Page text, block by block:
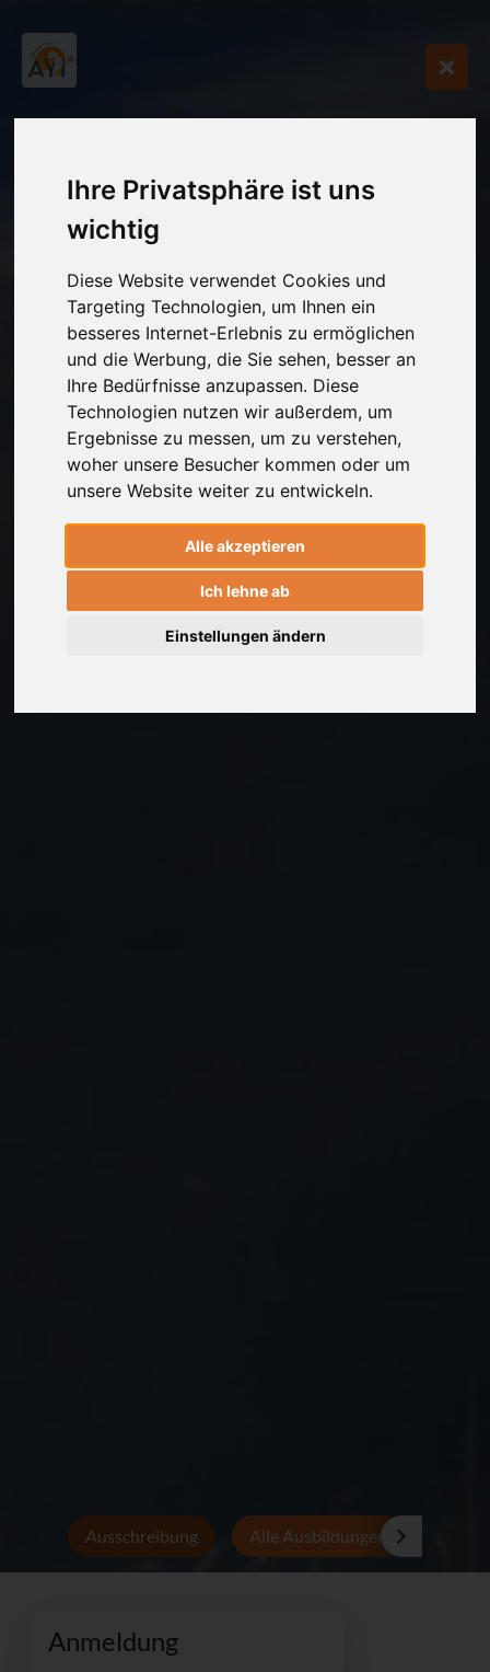
Ihre Privatsphäre ist uns
wichtig
Diese Website verwendet Cookies und
Targeting Technologien, um Ihnen ein
besseres Internet-Erlebnis zu ermöglichen
und die Werbung, die Sie sehen, besser an
Ihre Bedürfnisse anzupassen. Diese
Technologien nutzen wir außerdem, um
Ergebnisse zu messen, um zu verstehen,
woher unsere Besucher kommen oder um
unsere Website weiter zu entwickeln.
Alle akzeptieren
Ich lehne ab
Einstellungen ändern
Ausschreibung Alle Ausbildungen
Anmeldung